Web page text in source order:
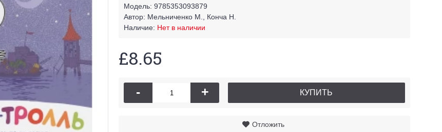
Модель: 9785353093879
Автор: Мельниченко М., Конча Н.
Наличие: Нет в наличии
£8.65
- + КУПИТЬ
Отложить